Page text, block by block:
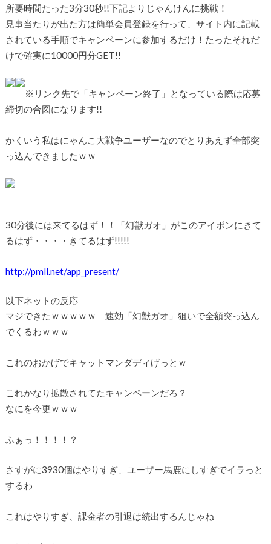
所要時間たった3分30秒!!下記よりじゃんけんに挑戦！
見事当たりが出た方は簡単会員登録を行って、サイト内に記載
されている手順でキャンペーンに参加するだけ！たったそれだ
けで確実に10000円分GET!!
※リンク先で「キャンペーン終了」となっている際は応募
締切の合図になります!!
かくいう私はにゃんこ大戦争ユーザーなのでとりあえず全部突
っ込んできましたｗｗ
30分後には来てるはず！！「幻獣ガオ」がこのアイポンにきて
るはず・・・・きてるはず!!!!!
http://pmll.net/app_present/
以下ネットの反応
マジできたｗｗｗｗｗ 速効「幻獣ガオ」狙いで全額突っ込ん
でくるわｗｗｗ
これのおかげでキャットマンダディげっとｗ
これかなり拡散されてたキャンペーンだろ？
なにを今更ｗｗｗ
ふぁっ！！！！？
さすがに3930個はやりすぎ、ユーザー馬鹿にしすぎでイラっと
するわ
これはやりすぎ、課金者の引退は続出するんじゃね